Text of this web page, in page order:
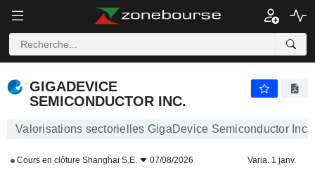
GIGADEVICE
SEMICONDUCTOR INC.
Valorisations sectorielles GigaDevice Semiconductor Inc.
Cours en clôture Shanghai S.E. 07/08/2026 Varia. 1 janv.